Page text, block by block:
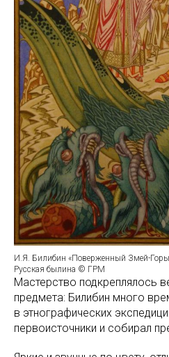
И.Я. Билибин «Поверженный Змей-
Русская былина © ГРМ
Мастерство подкреплялось
предмета: Билибин много
в этнографических
первоисточники и собирал